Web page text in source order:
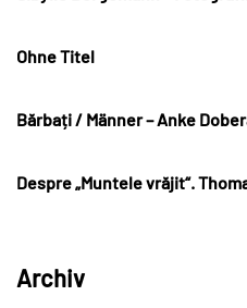
Ohne Titel
Bărbați / Männer – Anke
Despre „Muntele vrăjit“.
Archiv